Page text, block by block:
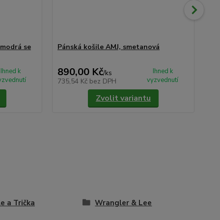
se
Ihned k
Pánská košile AMJ, smetanová
890,00 Kč/ks
735,54 Kč bez DPH
Ihned k
vyzvednutí
Zvolit variantu
a Trička Wrangler & Lee